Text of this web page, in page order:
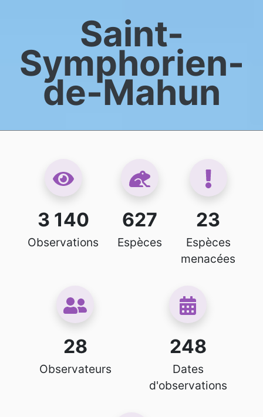
Saint-
Symphorien-
de-Mahun
3 140
Observations
627
Espèces
23
Espèces
menacées
28
Observateurs
248
Dates
d'observations